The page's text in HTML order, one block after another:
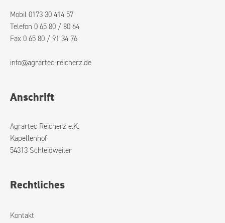
Mobil 0173 30 414 57
Telefon 0 65 80 / 80 64
Fax 0 65 80 / 91 34 76
info@agrartec-reicherz.de
Anschrift
Agrartec Reicherz e.K.
Kapellenhof
54313 Schleidweiler
Rechtliches
Kontakt